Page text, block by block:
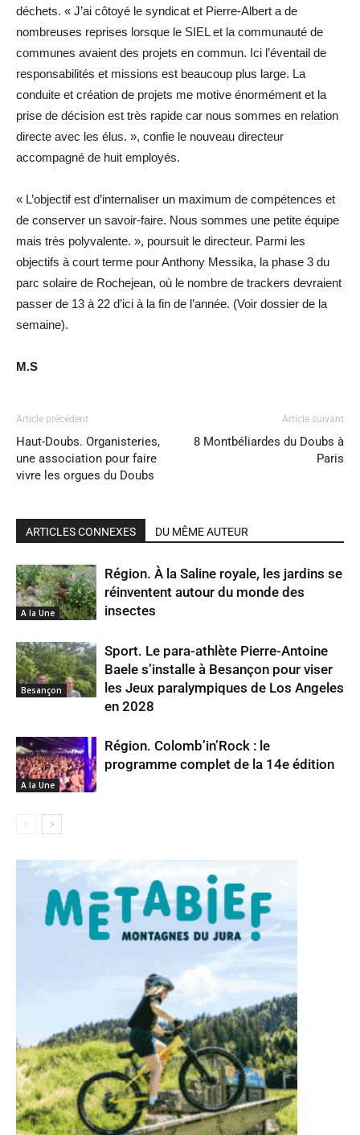
déchets. « J’ai côtoyé le syndicat et Pierre-Albert a de
nombreuses reprises lorsque le SIEL et la communauté de
communes avaient des projets en commun. Ici l’éventail de
responsabilités et missions est beaucoup plus large. La
conduite et création de projets me motive énormément et la
prise de décision est très rapide car nous sommes en relation
directe avec les élus. », confie le nouveau directeur
accompagné de huit employés.
« L’objectif est d’internaliser un maximum de compétences et
de conserver un savoir-faire. Nous sommes une petite équipe
mais très polyvalente. », poursuit le directeur. Parmi les
objectifs à court terme pour Anthony Messika, la phase 3 du
parc solaire de Rochejean, où le nombre de trackers devraient
passer de 13 à 22 d’ici à la fin de l’année. (Voir dossier de la
semaine).
M.S
Article précédent
Haut-Doubs. Organisteries,
une association pour faire
vivre les orgues du Doubs
Article suivant
8 Montbéliardes du Doubs à
Paris
ARTICLES CONNEXES DU MÊME AUTEUR
A la Une
Région. À la Saline royale, les jardins se
réinventent autour du monde des
insectes
Besançon
Sport. Le para-athlète Pierre-Antoine
Baele s’installe à Besançon pour viser
les Jeux paralympiques de Los Angeles
en 2028
A la Une
Région. Colomb’in’Rock : le
programme complet de la 14e édition